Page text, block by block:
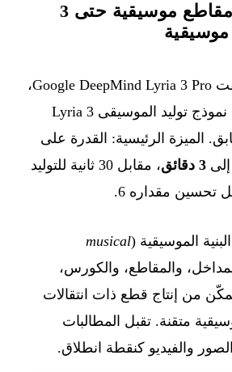
Lyria 3 Pro: مقاطع موسيقية حتى 3
موسيقية
— أطلقت Google DeepMind Lyria 3 Pro،
نسخة متقدمة من نموذج توليد الموسيقى Lyria 3
الميزة الرئيسية: القدرة على
3 دقائق
، مقابل 30 ثانية للتوليد
تحسين مقداره 6.
الموسيقية (musical
والمقاطع، والكورس،
من إنتاج قطع ذات انتقالات
متقنة. تقبل المطالبات